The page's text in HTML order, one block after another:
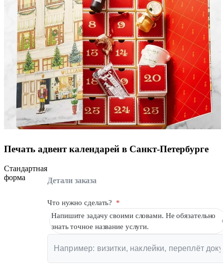
Печать адвент календарей в Санкт-Петербурге
Стандартная
форма
Детали заказа
Что нужно сделать?
*
Напишите задачу своими словами. Не обязательно
знать точное название услуги.